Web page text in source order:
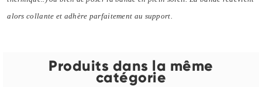
alors collante et adhère parfaitement au support.
Produits dans la même
catégorie